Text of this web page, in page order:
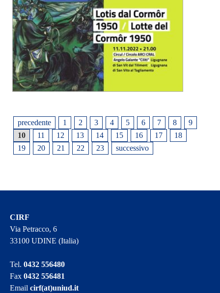
precedente 1 2 3 4 5 6 7 8
9
10
11 12 13 14 15 16 17
18
19
20 21 22 23 successivo
CIRF
Via Petracco, 6
33100 UDINE (Italia)
Tel.0432 556480
Fax0432 556481
Emailcirf(at)uniud.it